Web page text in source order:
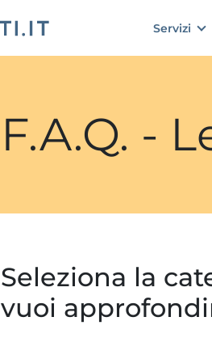
Servizi
F.A.Q. -
Seleziona la
vuoi